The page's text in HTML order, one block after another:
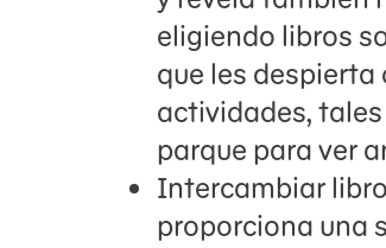
eligiendo libros
que les
actividades,
parque para ver
Intercambiar
proporciona una